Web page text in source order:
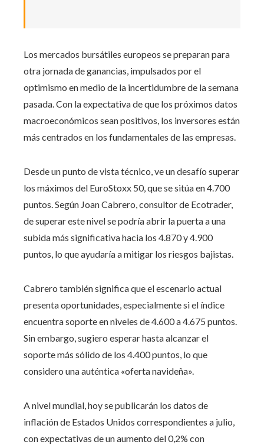
Los mercados bursátiles europeos se preparan para
otra jornada de ganancias, impulsados ​​por el
optimismo en medio de la incertidumbre de la semana
pasada. Con la expectativa de que los próximos datos
macroeconómicos sean positivos, los inversores están
más centrados en los fundamentales de las empresas.
Desde un punto de vista técnico, ve un desafío superar
los máximos del EuroStoxx 50, que se sitúa en 4.700
puntos. Según Joan Cabrero, consultor de Ecotrader,
de superar este nivel se podría abrir la puerta a una
subida más significativa hacia los 4.870 y 4.900
puntos, lo que ayudaría a mitigar los riesgos bajistas.
Cabrero también significa que el escenario actual
presenta oportunidades, especialmente si el índice
encuentra soporte en niveles de 4.600 a 4.675 puntos.
Sin embargo, sugiero esperar hasta alcanzar el
soporte más sólido de los 4.400 puntos, lo que
considero una auténtica «oferta navideña».
A nivel mundial, hoy se publicarán los datos de
inflación de Estados Unidos correspondientes a julio,
con expectativas de un aumento del 0,2% con